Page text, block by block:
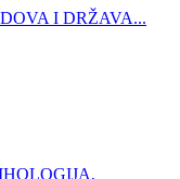
I DRŽAVA...